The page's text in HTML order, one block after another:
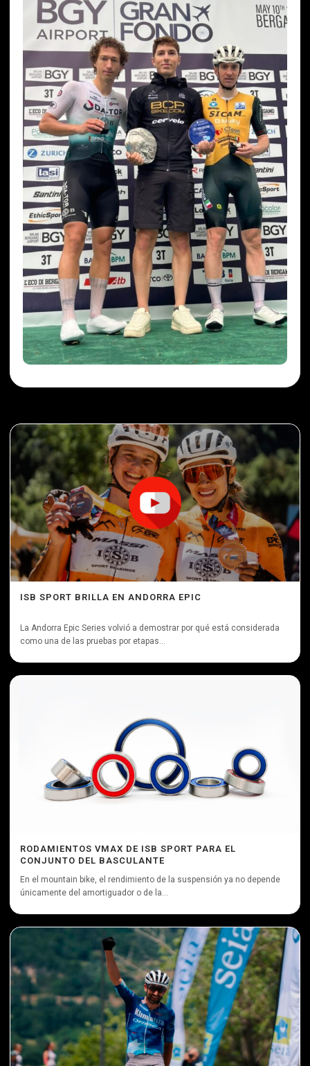
ISB SPORT BRILLA EN ANDORRA EPIC
La Andorra Epic Series volvió a demostrar por qué está considerada
como una de las pruebas por etapas...
RODAMIENTOS VMAX DE ISB SPORT PARA EL
CONJUNTO DEL BASCULANTE
En el mountain bike, el rendimiento de la suspensión ya no depende
únicamente del amortiguador o de la...